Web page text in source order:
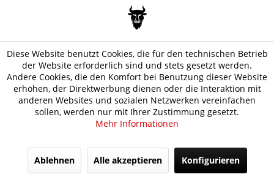
Diese Website benutzt Cookies, die für den technischen Betrieb
der Website erforderlich sind und stets gesetzt werden.
Andere Cookies, die den Komfort bei Benutzung dieser Website
erhöhen, der Direktwerbung dienen oder die Interaktion mit
anderen Websites und sozialen Netzwerken vereinfachen
sollen, werden nur mit Ihrer Zustimmung gesetzt.
Mehr Informationen
Ablehnen Alle akzeptieren Konfigurieren